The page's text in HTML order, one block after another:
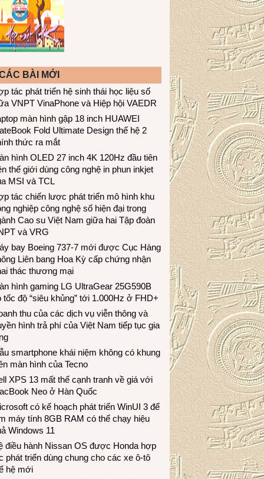
BÀI MỚI
tác phát triển hệ sinh thái học liệu số
VNPT VinaPhone và Hiệp hội VAEDR
màn hình gập 18 inch HUAWEI
Fold Ultimate Design thế hệ 2
thức ra mắt
hình OLED 27 inch 4K 120Hz đầu tiên
thế giới dùng công nghệ in phun inkjet
MSI và TCL
tác chiến lược phát triển mô hình khu
nghiệp công nghệ số hiện đại trong
Cao su Việt Nam giữa hai Tập đoàn
và VRG
bay Boeing 737-7 mới được Cục Hàng
Liên bang Hoa Kỳ cấp chứng nhận
thác thương mại
hình gaming LG UltraGear 25G590B
tốc độ “siêu khủng” tới 1.000Hz ở FHD+
thu của các dịch vụ viễn thông và
hình trả phí của Việt Nam tiếp tục gia
smartphone khái niệm không có khung
màn hình của Tecno
XPS 13 mất thế cạnh tranh về giá với
Neo ở Hàn Quốc
có kế hoạch phát triển WinUI 3 để
máy tính 8GB RAM có thể chạy hiệu
Windows 11
điều hành Nissan OS được Honda hợp
phát triển dùng chung cho các xe ô-tô
hệ mới